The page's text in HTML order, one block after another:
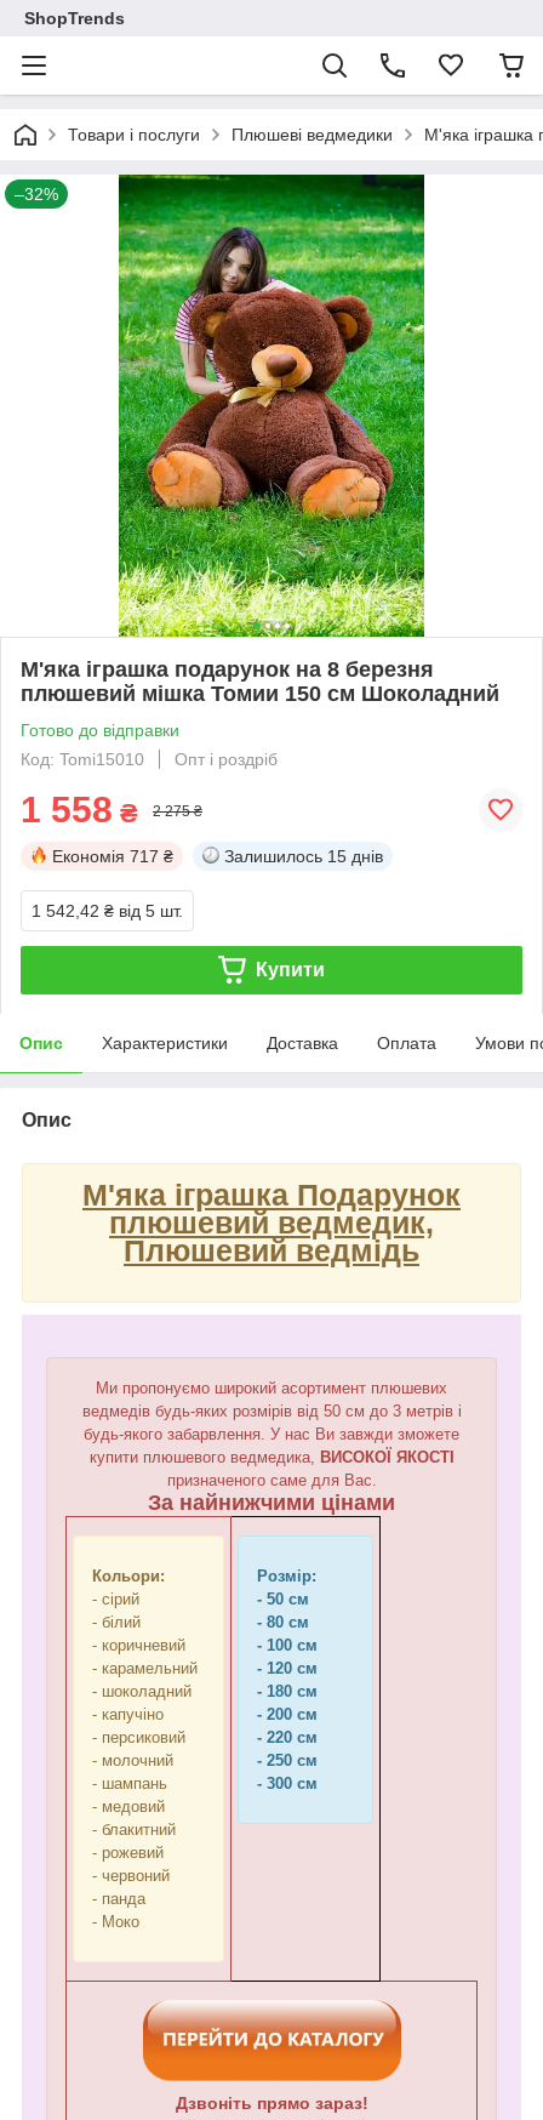
ShopTrends
Товари і послуги Плюшеві ведмедики М'яка
–32%
М'яка іграшка подарунок на 8 березня
плюшевий мішка Томии 150 см Шоколадний
Готово до відправки
Код: Tomi15010
Опт і роздріб
1 558 ₴ 2 275 ₴
Економія 717 ₴ Залишилось 15 днів
1 542,42 ₴ від 5 шт.
Купити
Опис Характеристики Доставка Оплата Умови
Опис
М'яка іграшка Подарунок
плюшевий ведмедик,
Плюшевий ведмідь
Ми пропонуємо широкий асортимент плюшевих
ведмедів будь-яких розмірів від 50 см до 3 метрів і
будь-якого забарвлення. У нас Ви завжди зможете
купити плюшевого ведмедика, ВИСОКОЇ ЯКОСТІ
призначеного саме для Вас.
За найнижчими цінами
Кольори:
- сірий
- білий
- коричневий
- карамельний
- шоколадний
- капучіно
- персиковий
- молочний
- шампань
- медовий
- блакитний
- рожевий
- червоний
- панда
- Моко
Розмір:
- 50 см
- 80 см
- 100 см
- 120 см
- 180 см
- 200 см
- 220 см
- 250 см
- 300 см
Дзвоніть прямо зараз!